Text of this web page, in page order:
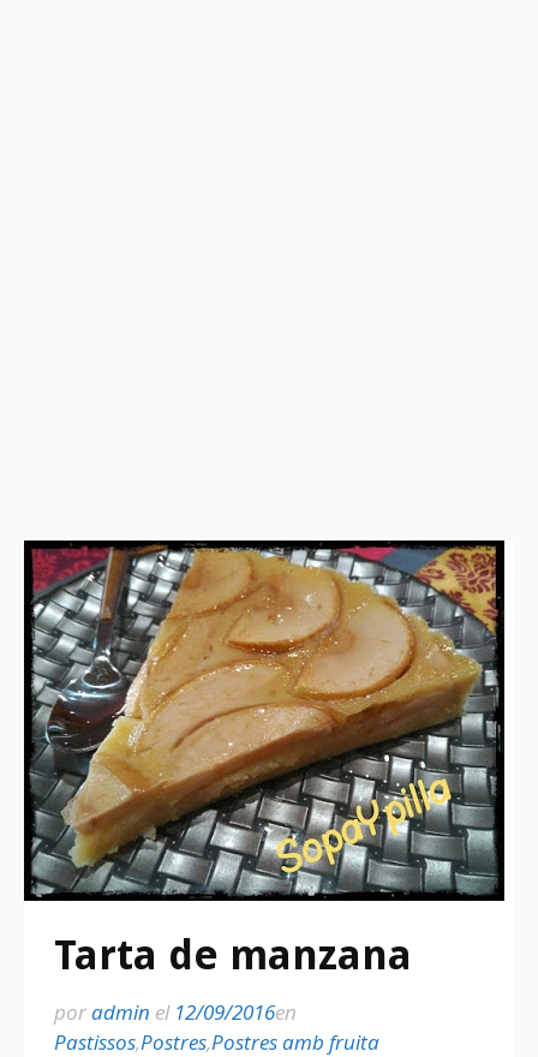
Tarta de manzana
poradmin el 12/09/2016en
Pastissos,Postres,Postres amb fruita